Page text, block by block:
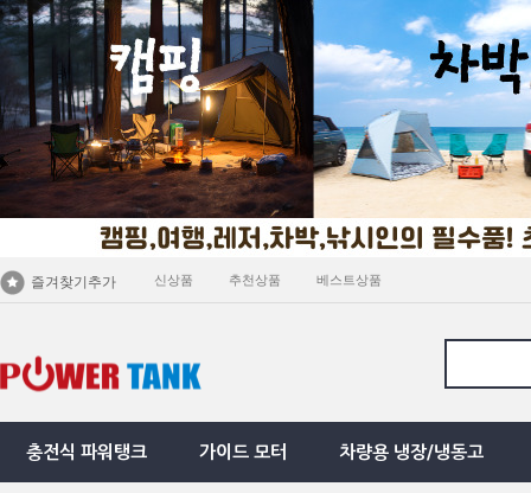
즐겨찾기추가 신상품 추천상품 베스트상품
충전식 파워탱크 가이드 모터 차량용 냉장/냉동고